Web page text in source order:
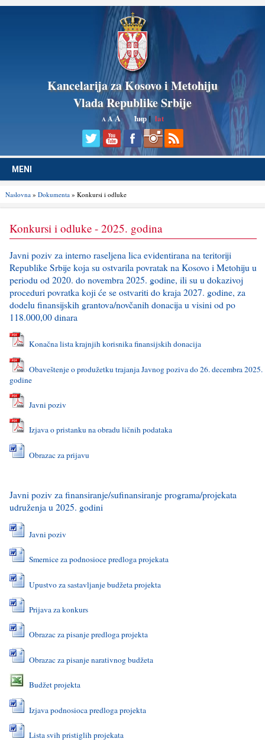
Kancelarija za Kosovo i Metohiju
Vlada Republike Srbije
A AA ћир|lat
MENI
Naslovna» Dokumenta» Konkursi i odluke
Konkursi i odluke - 2025. godina
Javni poziv za interno raseljena lica evidentirana na teritoriji
Republike Srbije koja su ostvarila povratak na Kosovo i Metohiju u
periodu od 2020. do novembra 2025. godine, ili su u dokazivoj
proceduri povratka koji će se ostvariti do kraja 2027. godine, za
dodelu finansijskih grantova/novčanih donacija u visini od po
118.000,00 dinara
Konačna lista krajnjih korisnika finansijskih donacija
Obaveštenje o produžetku trajanja Javnog poziva do 26. decembra 2025.
godine
Javni poziv
Izjava o pristanku na obradu ličnih podataka
Obrazac za prijavu
Javni poziv za finansiranje/sufinansiranje programa/projekata
udruženja u 2025. godini
Javni poziv
Smernice za podnosioce predloga projekata
Upustvo za sastavlјanje budžeta projekta
Prijava za konkurs
Obrazac za pisanje predloga projekta
Obrazac za pisanje narativnog budžeta
Budžet projekta
Izjava podnosioca predloga projekta
Lista svih pristiglih projekata